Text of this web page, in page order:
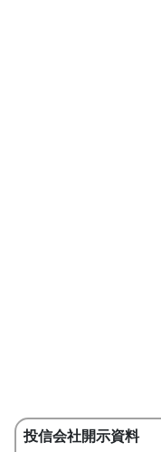
投信会社開示資料